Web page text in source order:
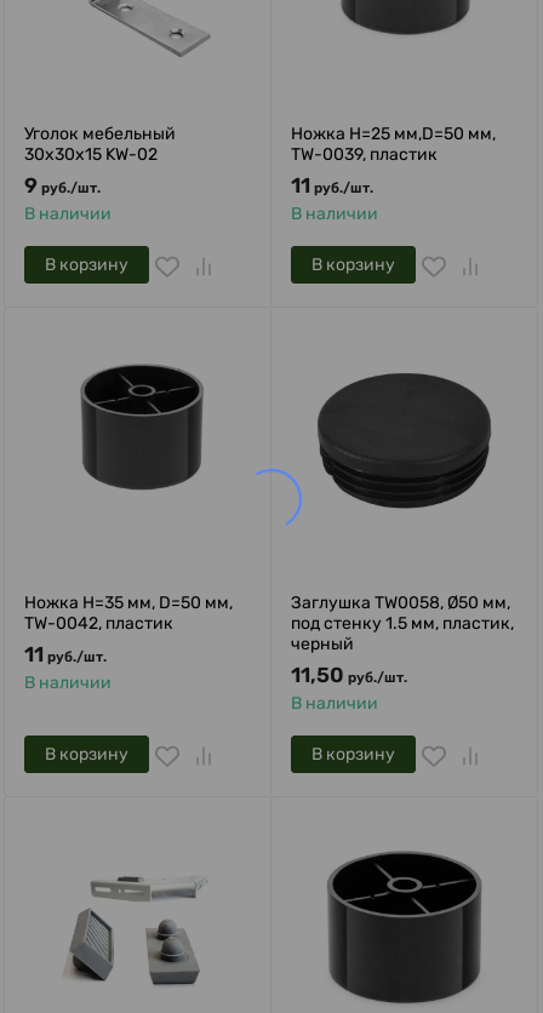
Уголок мебельный
30х30х15 KW-02
9 руб./шт.
В наличии
В корзину
Ножка H=25 мм,D=50 мм,
TW-0039, пластик
11 руб./шт.
В наличии
В корзину
Ножка H=35 мм, D=50 мм,
TW-0042, пластик
11 руб./шт.
В наличии
В корзину
Заглушка TW0058, Ø50 мм,
под стенку 1.5 мм, пластик,
черный
11,50 руб./шт.
В наличии
В корзину